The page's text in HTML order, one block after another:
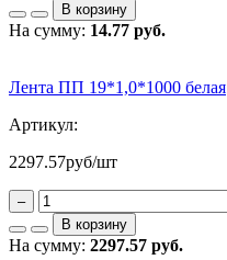
В корзину
На сумму: 14.77 руб.
Лента ПП 19*1,0*1000 белая
Артикул:
2297.57руб/шт
–
В корзину
На сумму: 2297.57 руб.